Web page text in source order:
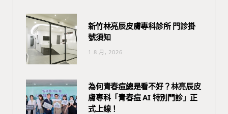
新竹林亮辰皮膚專科診所 門診掛
號須知
1 8 月, 2026
為何青春痘總是看不好？林亮辰皮
膚專科「青春痘 AI 特別門診」正
式上線！